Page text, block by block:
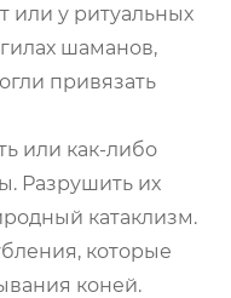
или у ритуальных
шаманов,
привязать
или как-либо
Разрушить их
катаклизм.
которые
коней.